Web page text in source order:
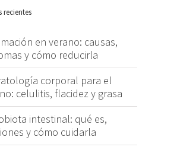
recientes
en verano: causas,
y cómo reducirla
corporal para el
celulitis, flacidez y grasa
intestinal: qué es,
y cómo cuidarla